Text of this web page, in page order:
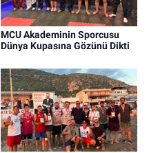
MCU Akademinin Sporcusu
Dünya Kupasına Gözünü Dikti